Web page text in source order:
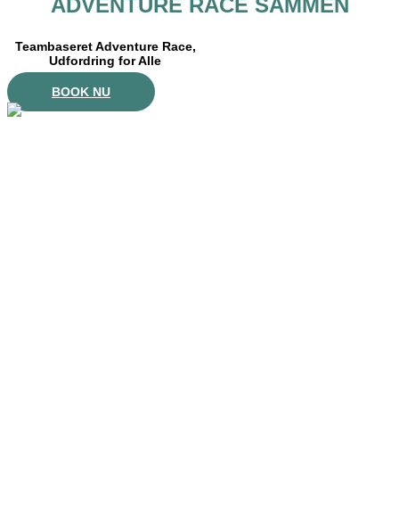
ADVENTURE RACE SAMMEN
Teambaseret Adventure Race,
Udfordring for Alle
BOOK NU